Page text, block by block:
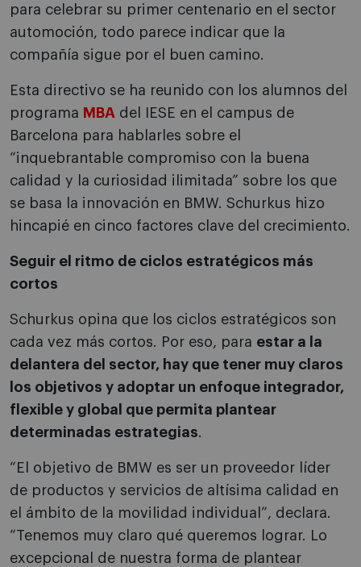
para celebrar su primer centenario en el sector
automoción, todo parece indicar que la
compañía sigue por el buen camino.
Esta directivo se ha reunido con los alumnos del
programa MBA del IESE en el campus de
Barcelona para hablarles sobre el
“inquebrantable compromiso con la buena
calidad y la curiosidad ilimitada” sobre los que
se basa la innovación en BMW. Schurkus hizo
hincapié en cinco factores clave del crecimiento.
Seguir el ritmo de ciclos estratégicos más
cortos
Schurkus opina que los ciclos estratégicos son
cada vez más cortos. Por eso, para estar a la
delantera del sector, hay que tener muy claros
los objetivos y adoptar un enfoque integrador,
flexible y global que permita plantear
determinadas estrategias.
“El objetivo de BMW es ser un proveedor líder
de productos y servicios de altísima calidad en
el ámbito de la movilidad individual”, declara.
“Tenemos muy claro qué queremos lograr. Lo
excepcional de nuestra forma de plantear